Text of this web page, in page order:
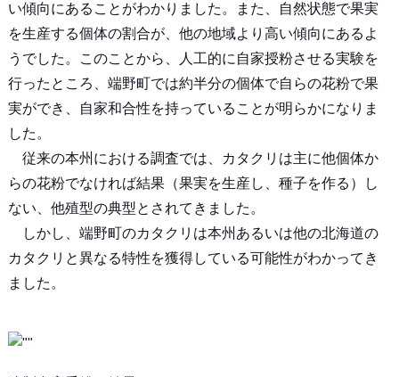
い傾向にあることがわかりました。また、自然状態で果実
を生産する個体の割合が、他の地域より高い傾向にあるよ
うでした。このことから、人工的に自家授粉させる実験を
行ったところ、端野町では約半分の個体で自らの花粉で果
実ができ、自家和合性を持っていることが明らかになりま
した。
従来の本州における調査では、カタクリは主に他個体か
らの花粉でなければ結果（果実を生産し、種子を作る）し
ない、他殖型の典型とされてきました。
しかし、端野町のカタクリは本州あるいは他の北海道の
カタクリと異なる特性を獲得している可能性がわかってき
ました。